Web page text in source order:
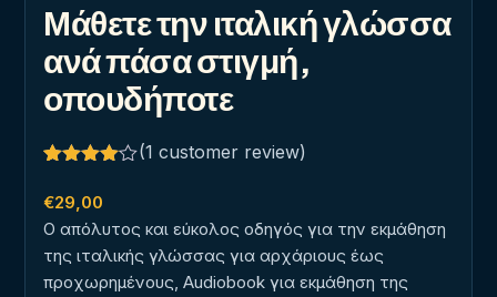
Μάθετε την ιταλική γλώσσα
ανά πάσα στιγμή,
οπουδήποτε
4.00 out
of 5
based
on
customer
rating
(1 customer review)
€29,00
Ο απόλυτος και εύκολος οδηγός για την εκμάθηση
της ιταλικής γλώσσας για αρχάριους έως
προχωρημένους, Audiobook για εκμάθηση της